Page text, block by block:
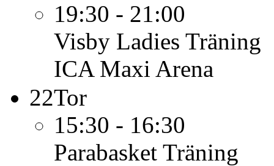
19:30 - 21:00
Visby Ladies Träning
ICA Maxi Arena
22Tor
15:30 - 16:30
Parabasket Träning